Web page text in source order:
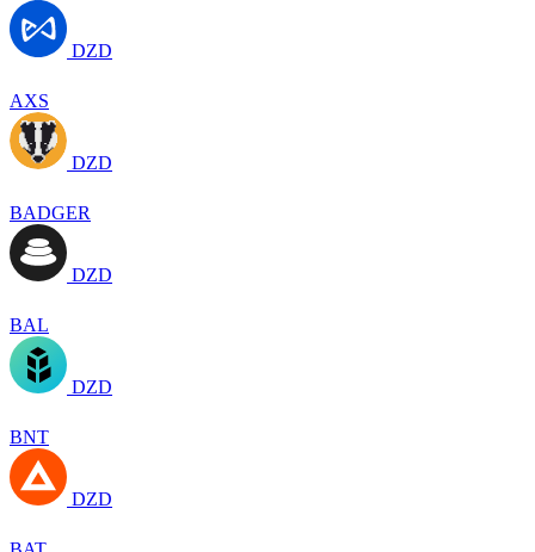
DZD
AXS
DZD
BADGER
DZD
BAL
DZD
BNT
DZD